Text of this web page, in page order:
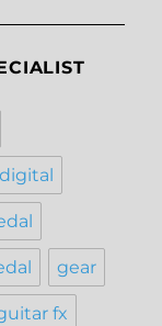
digital
gear
fx